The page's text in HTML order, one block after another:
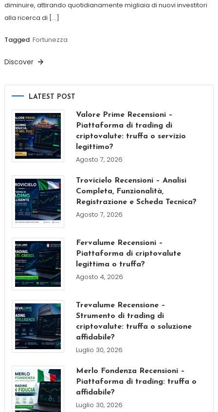
diminuire, attirando quotidianamente migliaia di nuovi investitori
alla ricerca di […]
Tagged Fortunezza
Discover
LATEST POST
Valore Prime Recensioni –
Piattaforma di trading di
criptovalute: truffa o servizio
legittimo?
Agosto 7, 2026
Trovicielo Recensioni – Analisi
Completa, Funzionalità,
Registrazione e Scheda Tecnica?
Agosto 7, 2026
Fervalume Recensioni –
Piattaforma di criptovalute
legittima o truffa?
Agosto 4, 2026
Trevalume Recensione –
Strumento di trading di
criptovalute: truffa o soluzione
affidabile?
Luglio 30, 2026
Merlo Fondenza Recensioni –
Piattaforma di trading: truffa o
affidabile?
Luglio 30, 2026